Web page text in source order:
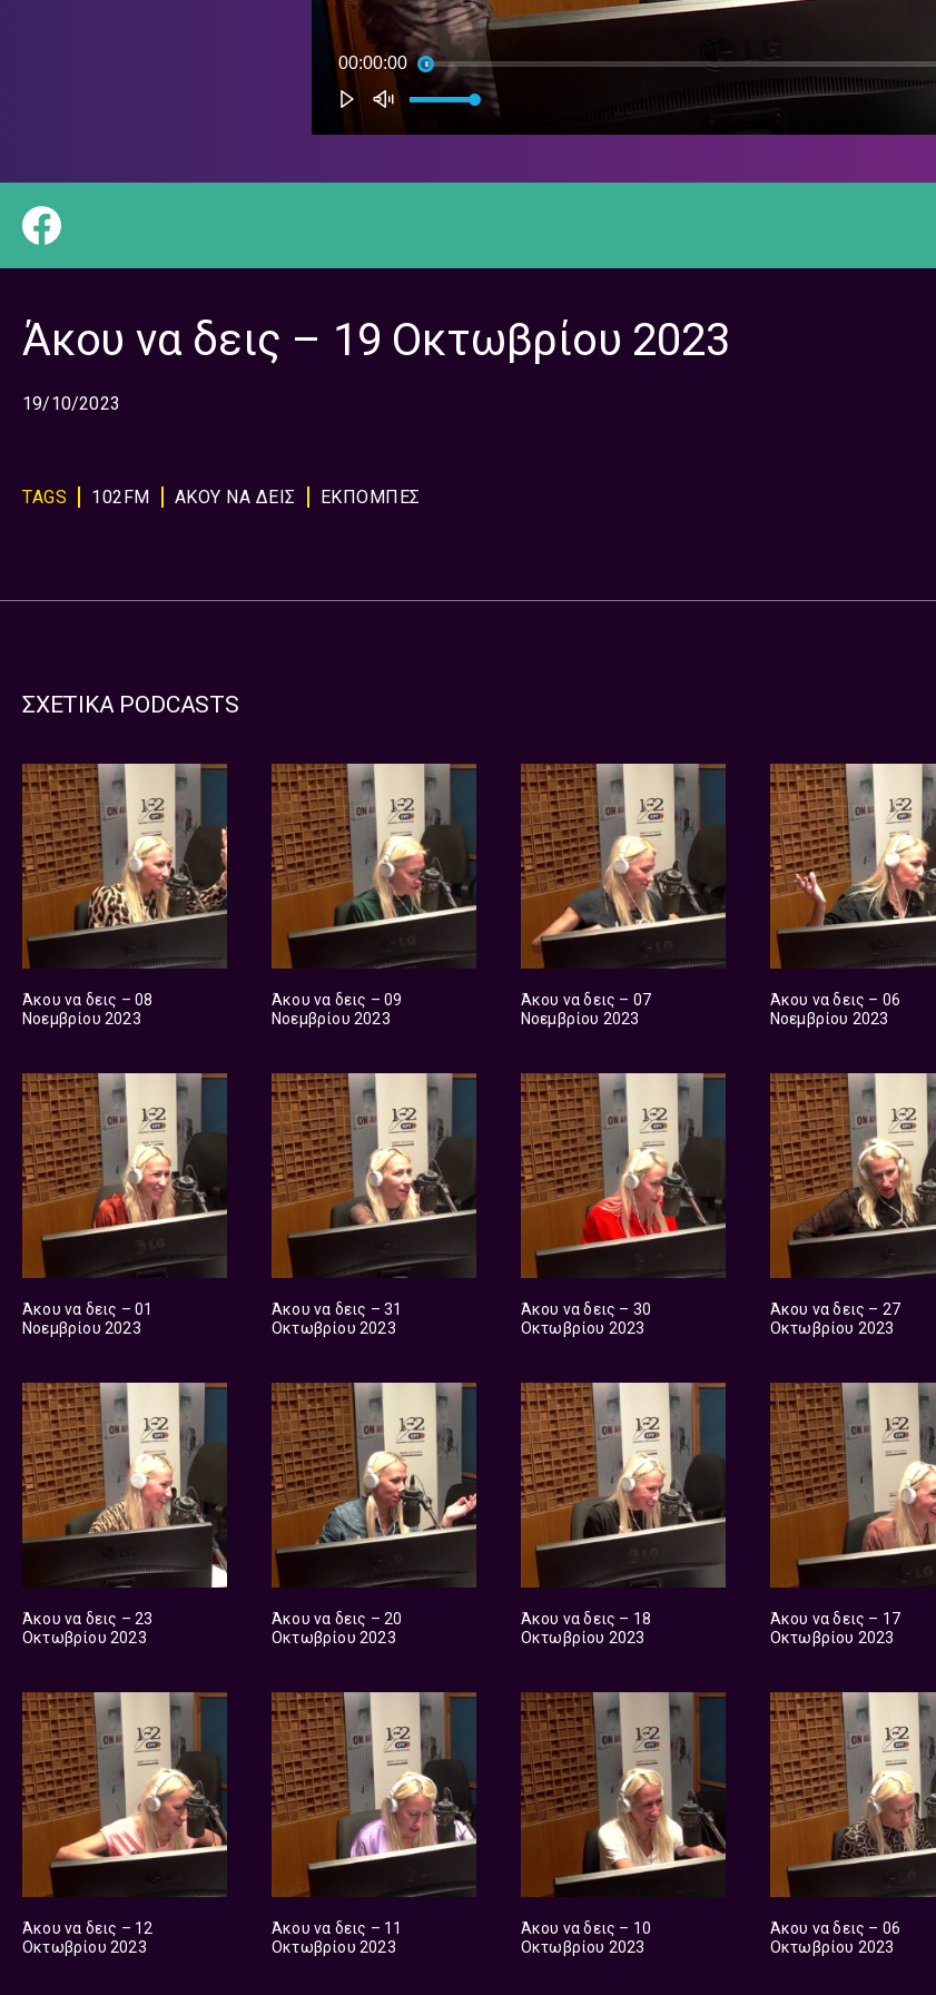
Άκου να δεις – 19 Οκτωβρίου 2023
19/10/2023
TAGS 102FM ΑΚΟΥ ΝΑ ΔΕΙΣ ΕΚΠΟΜΠΈΣ
ΣΧΕΤΙΚΑ PODCASTS
Άκου να δεις – 08
Νοεμβρίου 2023
Άκου να δεις – 09
Νοεμβρίου 2023
Άκου να δεις – 07
Νοεμβρίου 2023
Άκου να δεις – 06
Νοεμβρίου 2023
Άκου να δεις – 01
Νοεμβρίου 2023
Άκου να δεις – 31
Οκτωβρίου 2023
Άκου να δεις – 30
Οκτωβρίου 2023
Άκου να δεις – 27
Οκτωβρίου 2023
Άκου να δεις – 23
Οκτωβρίου 2023
Άκου να δεις – 20
Οκτωβρίου 2023
Άκου να δεις – 18
Οκτωβρίου 2023
Άκου να δεις – 17
Οκτωβρίου 2023
Άκου να δεις – 12
Οκτωβρίου 2023
Άκου να δεις – 11
Οκτωβρίου 2023
Άκου να δεις – 10
Οκτωβρίου 2023
Άκου να δεις – 06
Οκτωβρίου 2023